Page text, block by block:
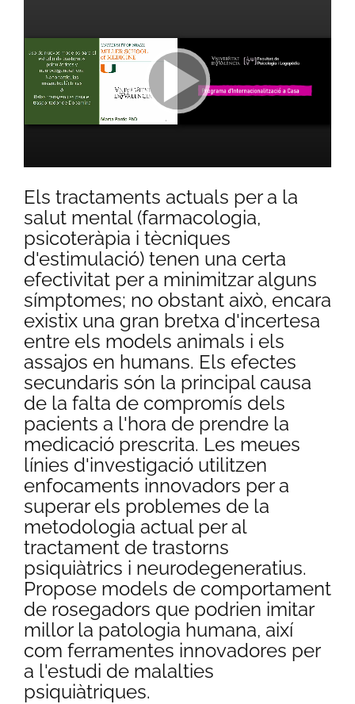
Els tractaments actuals per a la
salut mental (farmacologia,
psicoteràpia i tècniques
d'estimulació) tenen una certa
efectivitat per a minimitzar alguns
símptomes; no obstant això, encara
existix una gran bretxa d'incertesa
entre els models animals i els
assajos en humans. Els efectes
secundaris són la principal causa
de la falta de compromís dels
pacients a l'hora de prendre la
medicació prescrita. Les meues
línies d'investigació utilitzen
enfocaments innovadors per a
superar els problemes de la
metodologia actual per al
tractament de trastorns
psiquiàtrics i neurodegeneratius.
Propose models de comportament
de rosegadors que podrien imitar
millor la patologia humana, així
com ferramentes innovadores per
a l'estudi de malalties
psiquiàtriques.